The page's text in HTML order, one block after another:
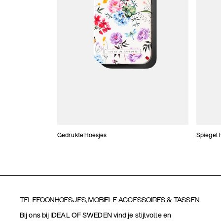
Gedrukte Hoesjes Spiegel
TELEFOONHOESJES, MOBIELE ACCESSOIRES & TASSEN
Bij ons bij IDEAL OF SWEDEN vind je stijlvolle en